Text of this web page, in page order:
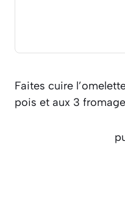
Faites cuire
pois et aux 3